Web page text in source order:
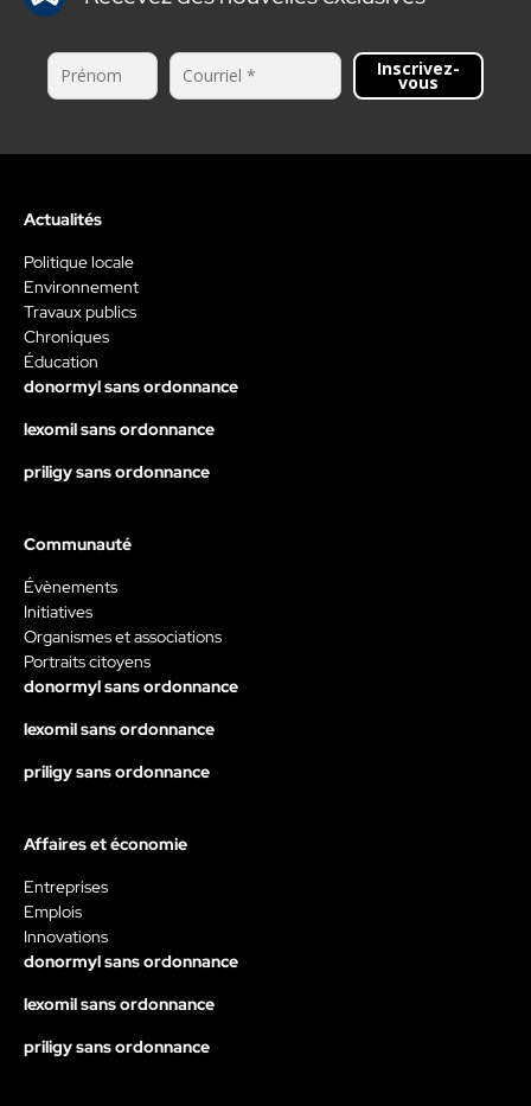
Inscrivez-
vous
Actualités
Politique locale
Environnement
Travaux publics
Chroniques
Éducation
donormyl sans ordonnance
lexomil sans ordonnance
priligy sans ordonnance
Communauté
Évènements
Initiatives
Organismes et associations
Portraits citoyens
donormyl sans ordonnance
lexomil sans ordonnance
priligy sans ordonnance
Affaires et économie
Entreprises
Emplois
Innovations
donormyl sans ordonnance
lexomil sans ordonnance
priligy sans ordonnance